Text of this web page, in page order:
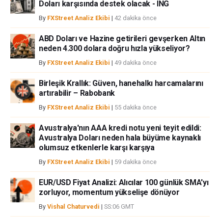
Doları karşısında destek olacak - ING
By FXStreet Analiz Ekibi | 42 dakika önce
ABD Doları ve Hazine getirileri gevşerken Altın
neden 4.300 dolara doğru hızla yükseliyor?
By FXStreet Analiz Ekibi | 49 dakika önce
Birleşik Krallık: Güven, hanehalkı harcamalarını
artırabilir – Rabobank
By FXStreet Analiz Ekibi | 55 dakika önce
Avustralya'nın AAA kredi notu yeni teyit edildi:
Avustralya Doları neden hala büyüme kaynaklı
olumsuz etkenlerle karşı karşıya
By FXStreet Analiz Ekibi | 59 dakika önce
EUR/USD Fiyat Analizi: Alıcılar 100 günlük SMA'yı
zorluyor, momentum yükselişe dönüyor
By Vishal Chaturvedi | SS:06 GMT